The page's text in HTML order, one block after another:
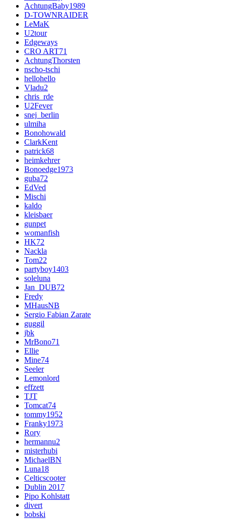
AchtungBaby1989
D-TOWNRAIDER
LeMaK
U2tour
Edgeways
CRO ART71
AchtungThorsten
nscho-tschi
hellohello
Vladu2
chris_rde
U2Fever
snej_berlin
ulmiha
Bonohowald
ClarkKent
patrick68
heimkehrer
Bonoedge1973
guba72
EdVed
Mischi
kaldo
kleisbaer
gunpet
womanfish
HK72
Nackla
Tom22
partyboy1403
soleluna
Jan_DUB72
Fredy
MHausNB
Sergio Fabian Zarate
guggil
jbk
MrBono71
Ellie
Mine74
Seeler
Lemonlord
effzett
TJT
Tomcat74
tommy1952
Franky1973
Rory
hermannu2
misterhubi
MichaelBN
Luna18
Celticscooter
Dublin 2017
Pipo Kohlstatt
divert
bobski